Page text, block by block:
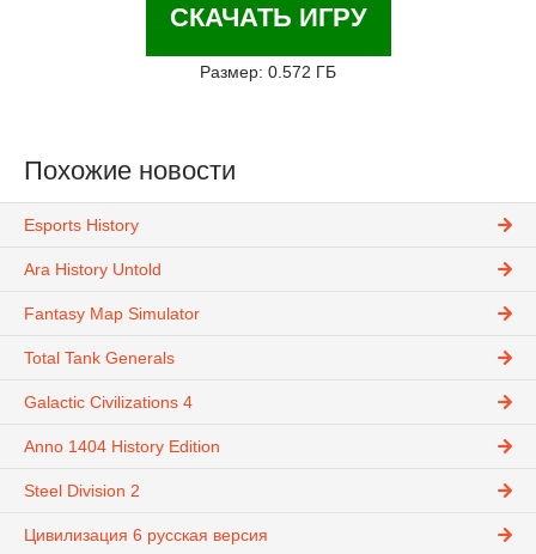
СКАЧАТЬ ИГРУ
Размер: 0.572 ГБ
Похожие новости
Esports History
Ara History Untold
Fantasy Map Simulator
Total Tank Generals
Galactic Civilizations 4
Anno 1404 History Edition
Steel Division 2
Цивилизация 6 русская версия